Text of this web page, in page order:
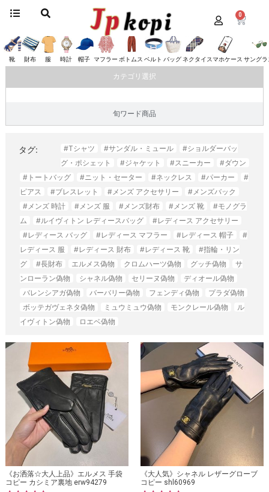
0
靴 財布 服 時計 帽子 マフラー ボトムス ベルト バッグネクタイ スマホケース サング
ァッション小物 / 手袋
手袋
カテゴリ選択
旬ワード商品
タグ: #Tシャツ #サンダル・ミュール
#ショルダーバッ
グ・ポシェット
#ジャケット #スニーカー
#ダウン
#トートバッグ
#ニット・セーター #ネックレス #パーカー
#
ピアス
#ブレスレット #メンズ アクセサリー
#メンズバック
#メンズ 時計
#メンズ 服 #メンズ財布 #メンズ 靴
#モノグラ
ム
#ルイヴィトン レディースバッグ
#レディース アクセサリー
#レディース バッグ
#レディース マフラー #レディース 帽子
#
レディース 服
#レディース 財布 #レディース 靴
#指輪・リン
グ
#長財布 エルメス偽物 クロムハーツ偽物 グッチ偽物
サ
ンローラン偽物
シャネル偽物 セリーヌ偽物
ディオール偽物
バレンシアガ偽物
バーバリー偽物 フェンディ偽物
プラダ偽物
ボッテガヴェネタ偽物
ミュウミュウ偽物 モンクレール偽物
ル
イヴィトン偽物
ロエベ偽物
《お洒落☆大人上品》エルメス 手袋
コピー カシミア裏地 erw94279
《大人気》シャネル レザーグローブ
コピー shl60969